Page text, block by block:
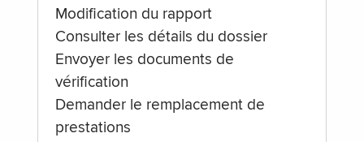
Modification du rapport
Consulter les détails du dossier
Envoyer les documents de
vérification
Demander le remplacement de
prestations